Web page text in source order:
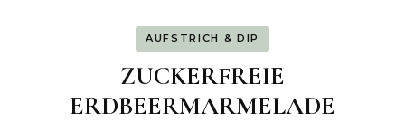
AUFSTRICH & DIP
ZUCKERFREIE
ERDBEERMARMELADE